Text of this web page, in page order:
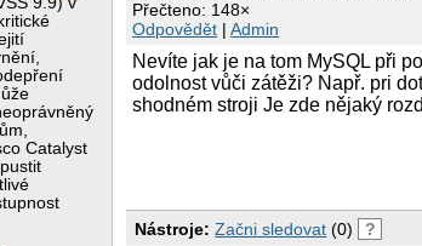
Catalyst
Přečteno: 148×
Odpovědět |Admin
Nevíte jak je na tom MySQL při
odolnost vůči zátěži? Např. pri
shodném stroji Je zde nějaký
Nástroje: Začni sledovat (0) ?